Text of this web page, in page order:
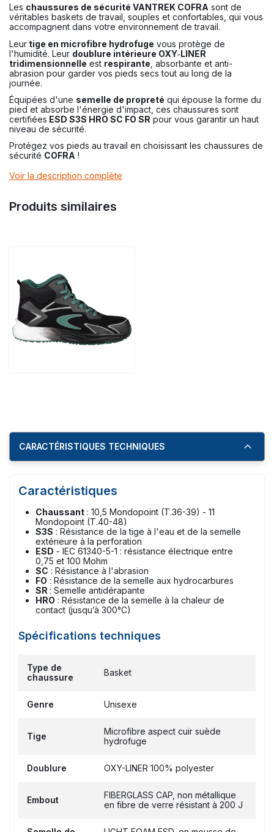
Les chaussures de sécurité VANTREK COFRA sont de
véritables baskets de travail, souples et confortables, qui vous
accompagnent dans votre environnement de travail.
Leur tige en microfibre hydrofuge vous protège de
l'humidité. Leur doublure intérieure OXY‑LINER
tridimensionnelle est respirante , absorbante et anti-
abrasion pour garder vos pieds secs tout au long de la
journée.
Équipées d'une semelle de propreté qui épouse la forme du
pied et absorbe l'énergie d'impact, ces chaussures sont
certifiées ESD S3S HRO SC FO SR pour vous garantir un haut
niveau de sécurité.
Protégez vos pieds au travail en choisissant les chaussures de
sécurité COFRA !
Voir la description complète
Produits similaires
CARACTÉRISTIQUES TECHNIQUES
Caractéristiques
Chaussant : 10,5 Mondopoint (T.36-39) - 11
Mondopoint (T.40-48)
S3S : Résistance de la tige à l'eau et de la semelle
extérieure à la perforation
ESD - IEC 61340-5-1 : résistance électrique entre
0,75 et 100 Mohm
SC : Résistance à l'abrasion
FO : Résistance de la semelle aux hydrocarbures
SR : Semelle antidérapante
HRO : Résistance de la semelle à la chaleur de
contact (jusqu’à 300°C)
Spécifications techniques
Type de
chaussure
Basket
Genre Unisexe
Tige
Microfibre aspect cuir suède
hydrofuge
Doublure OXY-LINER 100% polyester
Embout
FIBERGLASS CAP, non métallique
en fibre de verre résistant à 200 J